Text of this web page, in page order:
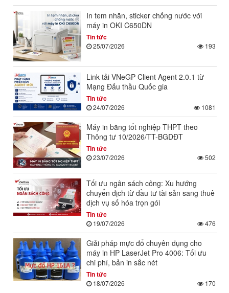
In tem nhãn, sticker chống nước với
máy in OKI C650DN
Tin tức
25/07/2026 193
Link tải VNeGP Client Agent 2.0.1 từ
Mạng Đấu thầu Quốc gia
Tin tức
24/07/2026 1081
Máy in bằng tốt nghiệp THPT theo
Thông tư 10/2026/TT-BGDĐT
Tin tức
23/07/2026 502
Tối ưu ngân sách công: Xu hướng
chuyển dịch từ đầu tư tài sản sang thuê
dịch vụ số hóa trọn gói
Tin tức
19/07/2026 476
Giải pháp mực đổ chuyên dụng cho
máy in HP LaserJet Pro 4006: Tối ưu
chi phí, bản in sắc nét
Tin tức
18/07/2026 170